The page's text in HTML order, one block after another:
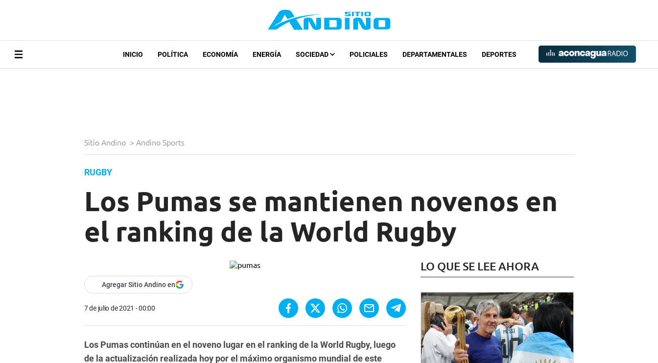
INICIO POLÍTICA ECONOMÍA ENERGÍA SOCIEDAD POLICIALES DEPARTAMENTALES DEPORTES
Sitio Andino > Andino Sports
RUGBY
Los Pumas se mantienen novenos en
el ranking de la World Rugby
Agregar Sitio Andino en
7 de julio de 2021 - 00:00
Los Pumas continúan en el noveno lugar en el ranking de la World Rugby, luego
de la actualización realizada hoy por el máximo organismo mundial de este
LO QUE SE LEE AHORA